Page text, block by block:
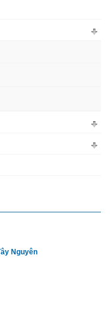
Nguyên